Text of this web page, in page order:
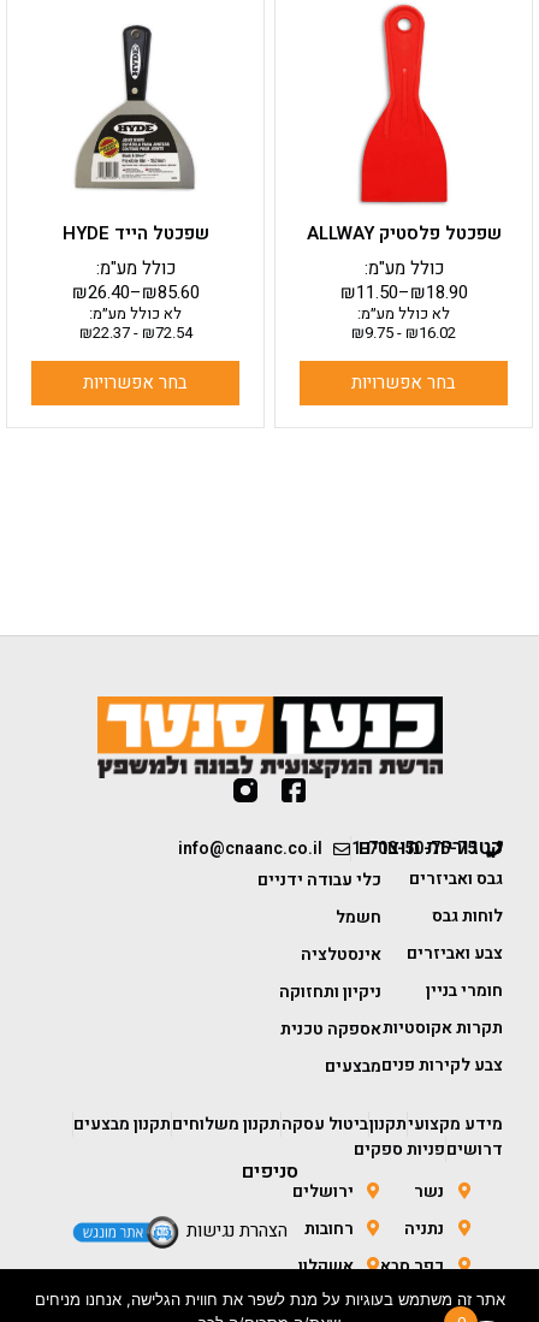
שפכטל פלסטיק ALLWAY
₪11.50–₪18.90
כולל מע"מ:
לא כולל מע״מ:
₪16.02
-
₪9.75
בחר אפשרויות
זה
יש
מספר
סוגים.
ניתן
לבחור
האפשרויות
המוצר
שפכטל הייד HYDE
₪26.40–₪85.60
כולל מע"מ:
לא כולל מע״מ:
₪72.54
-
₪22.37
בחר אפשרויות
יש
מספר
סוגים.
ניתן
לבחור
את
האפשרויות
המוצר
1-700-50-75-75
info@cnaanc.co.il קטגוריות מוצרים
גבס ואביזרים
לוחות גבס
צבע ואביזרים
חומרי בניין
תקרות אקוסטיות
צבע לקירות פנים
כלי עבודה ידניים
חשמל
אינסטלציה
ניקיון ותחזוקה
אספקה טכנית
מבצעים
מידע מקצועיתקנוןביטול עסקהתקנון משלוחיםתקנון מבצעים
דרושיםפניות ספקים
סניפים
נשר
נתניה
כפר סבא
חולון
ירושלים
רחובות
אשקלון
באר שבע
הצהרת נגישות
אתר זה משתמש בעוגיות על מנת לשפר את חווית הגלישה, אנחנו מניחים